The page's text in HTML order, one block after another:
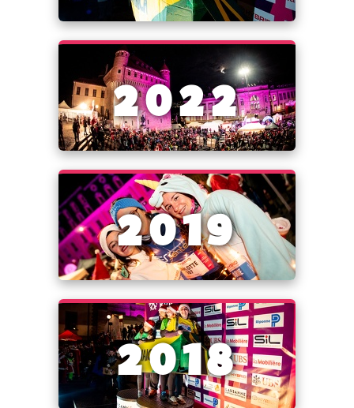
2022
2019
2018